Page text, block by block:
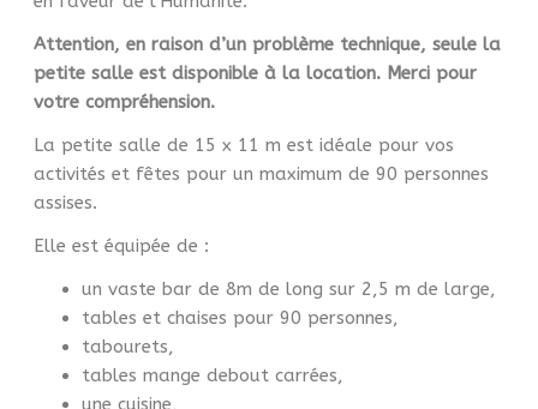
Attention, en raison d’un problème technique, seule la
petite salle est disponible à la location. Merci pour
votre compréhension.
La petite salle de 15 x 11 m est idéale pour vos
activités et fêtes pour un maximum de 90 personnes
assises.
Elle est équipée de :
un vaste bar de 8m de long sur 2,5 m de large,
tables et chaises pour 90 personnes,
tabourets,
tables mange debout carrées,
une cuisine,